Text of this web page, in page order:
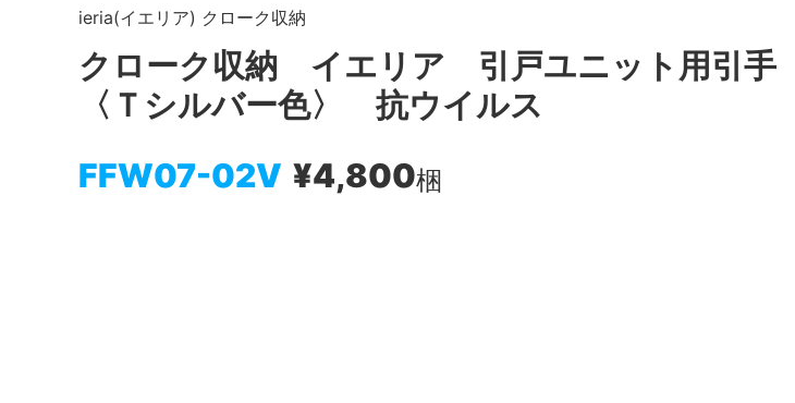
ieria(イエリア) クローク収納
クローク収納 イエリア 引戸ユニット用引手
〈Ｔシルバー色〉 抗ウイルス
FFW07-02V ¥4,800梱